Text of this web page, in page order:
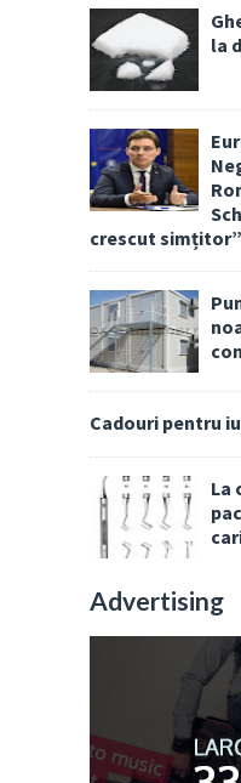
la
crescut
Cadouri pentru
La
Advertising